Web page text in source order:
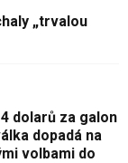
„trvalou
dolarů za galon
dopadá na
volbami do